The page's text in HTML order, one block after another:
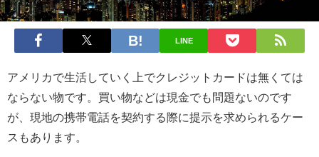
LINE
アメリカで生活していく上でクレジットカードは無くては
ならない物です。買い物などは現金でも問題ないのです
が、現地の携帯電話を契約する際に提示を求められるケー
スもあります。